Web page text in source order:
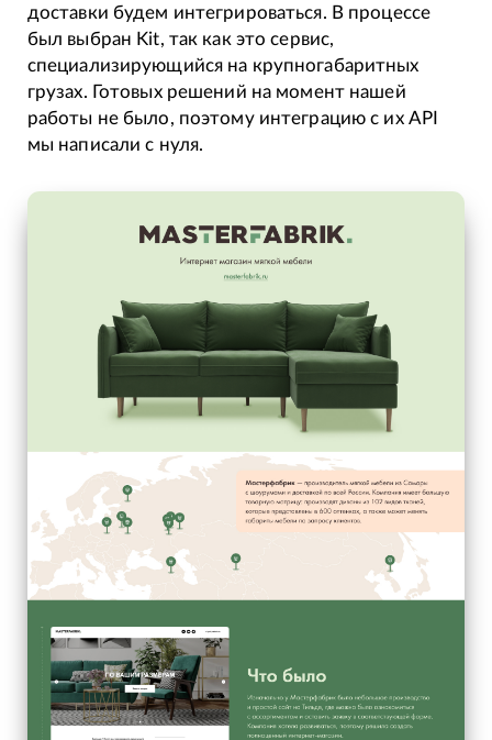
доставки будем интегрироваться. В процессе
был выбран Kit, так как это сервис,
специализирующийся на крупногабаритных
грузах. Готовых решений на момент нашей
работы не было, поэтому интеграцию с их API
мы написали с нуля.